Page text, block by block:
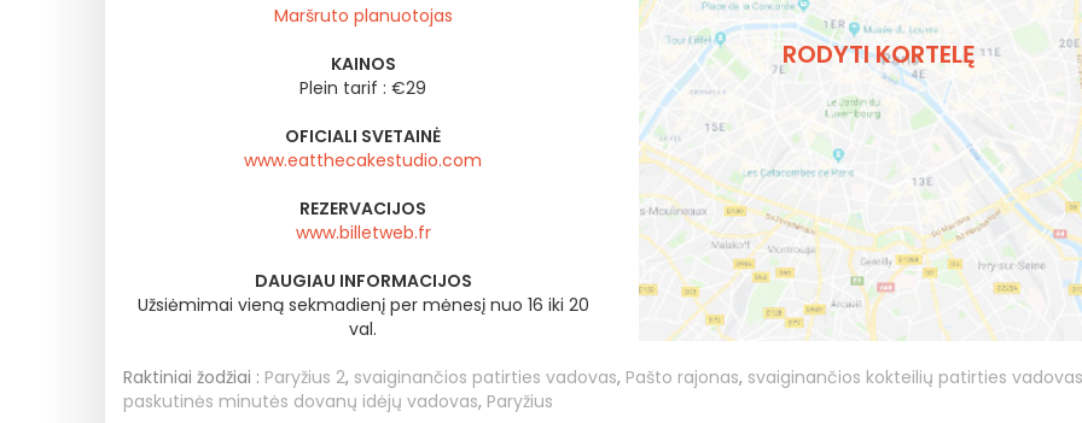
Maršruto planuotojas
KAINOS
Plein tarif : €29
OFICIALI SVETAINĖ
www.eatthecakestudio.com
REZERVACIJOS
www.billetweb.fr
DAUGIAU INFORMACIJOS
Užsiėmimai vieną sekmadienį per mėnesį nuo 16 iki 20
val.
RODYTI KORTELĘ
Raktiniai žodžiai : Paryžius 2, svaiginančios patirties vadovas, Pašto rajonas, svaiginančios kokteilių patirties vadovas
paskutinės minutės dovanų idėjų vadovas, Paryžius